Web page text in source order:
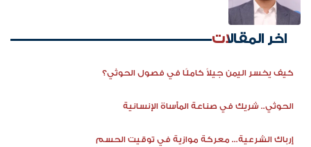
اخر المقالات
كيف يخسر اليمن جيلاً كاملًا في فصول الحوثي؟
الحوثي.. شريك في صناعة المأساة الإنسانية
إرباك الشرعية... معركة موازية في توقيت الحسم